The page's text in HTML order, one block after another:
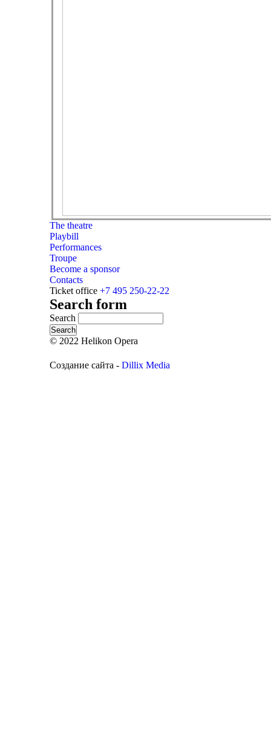
The theatre
Playbill
Performances
Troupe
Become a sponsor
Contacts
Ticket office +7 495 250-22-22
Search form
Search
© 2022 Helikon Opera
Создание сайта - Dillix Media